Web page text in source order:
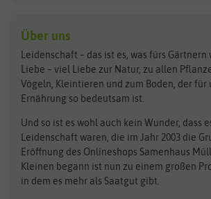
Kräutersamen
Obstsamen
Pilzbrut
Rasensamen
Steckzwiebeln
Zimmer & Kübelpflanzen
Kataloge
Schnäppchen
Anzucht & Gartenzubehör
Benary
Bingenheimer Saatgut
Bionana
BIOWOL
Blumicorn
Bûten Birds
Dürr-
Fertil
Flora
Über uns
Leidenschaft – das ist es, was fürs
Liebe – viel Liebe zur Natur, zu allen
Vögeln, Kleintieren und zum Boden, der für
Ernährung so bedeutsam ist.
Und so ist es wohl auch kein Wunder, dass
Leidenschaft waren, die im Jahr 2003 die
Eröffnung des Onlineshops Samenhaus
Kleinen begann ist nun zu einem großen
in dem es mehr als Saatgut gibt.